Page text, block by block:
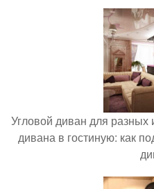
Угловой диван для разных
дивана в гостиную: как